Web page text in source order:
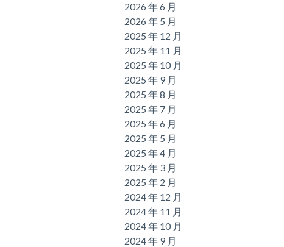
2026 年 6 月
2026 年 5 月
2025 年 12 月
2025 年 11 月
2025 年 10 月
2025 年 9 月
2025 年 8 月
2025 年 7 月
2025 年 6 月
2025 年 5 月
2025 年 4 月
2025 年 3 月
2025 年 2 月
2024 年 12 月
2024 年 11 月
2024 年 10 月
2024 年 9 月